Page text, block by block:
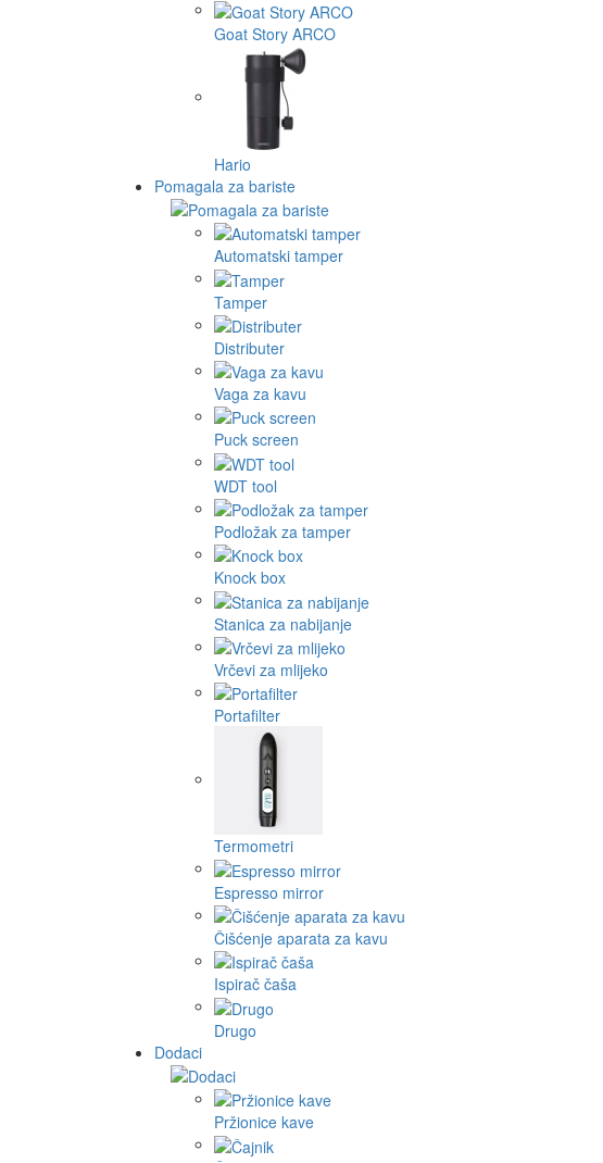
Goat Story ARCO
Hario
Pomagala za bariste
Automatski tamper
Tamper
Distributer
Vaga za kavu
Puck screen
WDT tool
Podložak za tamper
Knock box
Stanica za nabijanje
Vrčevi za mlijeko
Portafilter
Termometri
Espresso mirror
Čišćenje aparata za kavu
Ispirač čaša
Drugo
Dodaci
Pržionice kave